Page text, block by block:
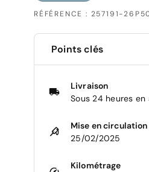
RÉFÉRENCE : 257191-
Points clés
Livraison
Sous 24 heures en
Mise en circulation
25/02/2025
Kilométrage